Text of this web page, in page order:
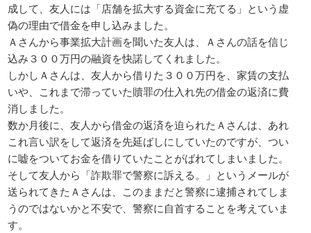
成して、友人には「店舗を拡大する資金に充てる」という虚
偽の理由で借金を申し込みました。
Ａさんから事業拡大計画を聞いた友人は、Ａさんの話を信じ
込み３００万円の融資を快諾してくれました。
しかしＡさんは、友人から借りた３００万円を、家賃の支払
いや、これまで滞っていた贖罪の仕入れ先の借金の返済に費
消しました。
数か月後に、友人から借金の返済を迫られたＡさんは、あれ
これ言い訳をして返済を先延ばしにしていたのですが、つい
に嘘をついてお金を借りていたことがばれてしまいました。
そして友人から「詐欺罪で警察に訴える。」というメールが
送られてきたＡさんは、このままだと警察に逮捕されてしま
うのではないかと不安で、警察に自首することを考えていま
す。